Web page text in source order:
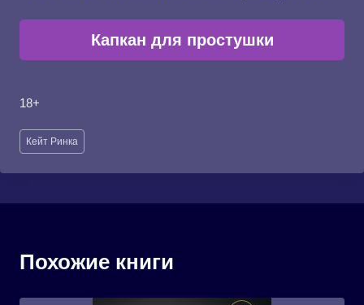
Капкан для простушки
18+
Метки
записи:
Кейт Ринка
Похожие книги